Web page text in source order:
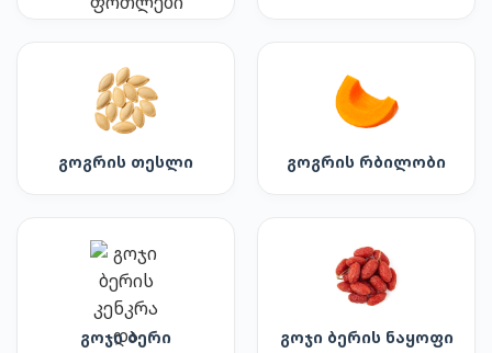
გოგრის თესლი გოგრის რბილობი
გოჯი ბერი გოჯი ბერის ნაყოფი